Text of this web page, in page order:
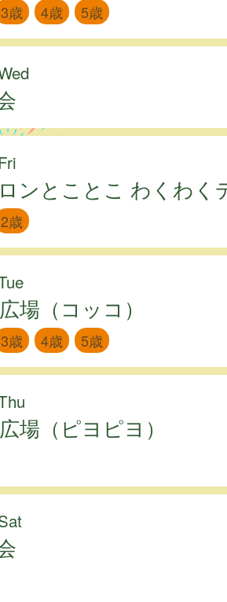
3歳 4歳 5歳
ンとことこ わくわく
2歳
場（コッコ）
3歳 4歳 5歳
場（ピヨピヨ）